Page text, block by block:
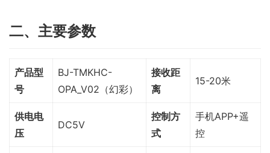
二、主要参数
产品型
号
BJ-TMKHC-
OPA_V02（幻彩）
接收距
离
15-20米
供电电
压
DC5V
控制方
式
手机APP+遥
控